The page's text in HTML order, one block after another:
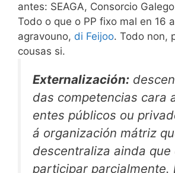
antes: SEAGA, Consorcio
Todo o que o PP fixo mal en 16
agravouno, di Feijoo. Todo non,
cousas si.
Externalización:
das competencias cara
entes públicos ou
á organización mátriz
descentraliza ainda que
participar parcialmente.